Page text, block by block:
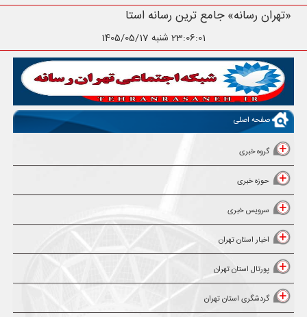
«تهران رسانه» جامع ترین رسانه استان تهرا
23:06:02 شنبه 1405/05/17
صفحه اصلی
گروه خبری
حوزه خبری
سرویس خبری
اخبار استان تهران
پورتال استان تهران
گردشگری استان تهران